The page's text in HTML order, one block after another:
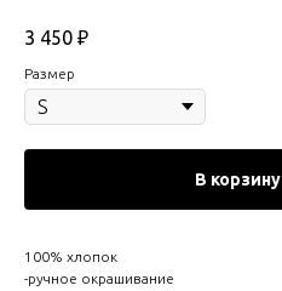
3 450 ₽
Размер
В корзину
100% хлопок
-ручное окрашивание